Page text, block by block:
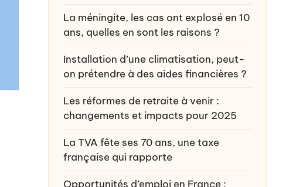
La méningite, les cas ont explosé en 10
ans, quelles en sont les raisons ?
Installation d’une climatisation, peut-
on prétendre à des aides financières ?
Les réformes de retraite à venir :
changements et impacts pour 2025
La TVA fête ses 70 ans, une taxe
française qui rapporte
Opportunités d’emploi en France :